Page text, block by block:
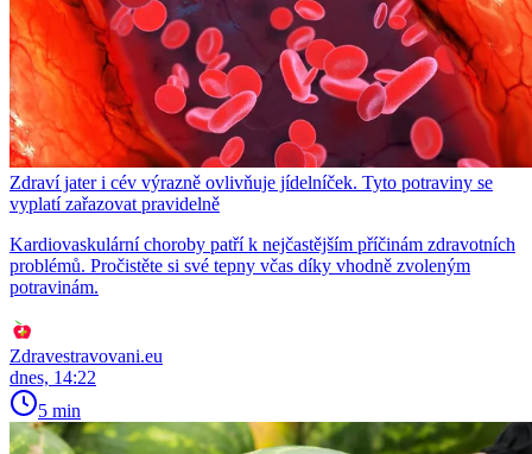
Zdraví jater i cév výrazně ovlivňuje jídelníček. Tyto potraviny se
vyplatí zařazovat pravidelně
Kardiovaskulární choroby patří k nejčastějším příčinám zdravotních
problémů. Pročistěte si své tepny včas díky vhodně zvoleným
potravinám.
Zdravestravovani.eu
dnes, 14:22
5 min